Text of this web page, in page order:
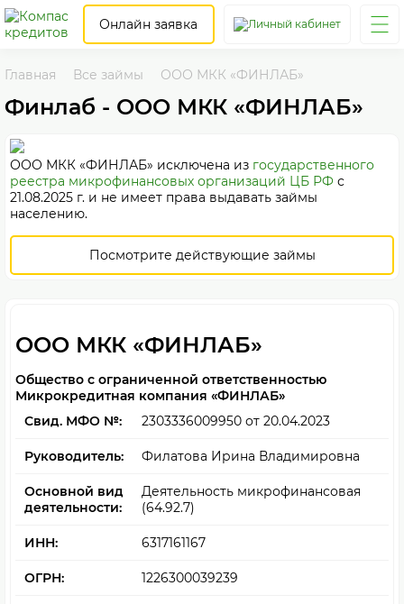
Онлайн заявка
Главная Все займы ООО МКК «ФИНЛАБ»
Финлаб - ООО МКК «ФИНЛАБ»
ООО МКК «ФИНЛАБ» исключена из государственного
реестра микрофинансовых организаций ЦБ РФ с
21.08.2025 г. и не имеет права выдавать займы
населению.
Посмотрите действующие займы
ООО МКК «ФИНЛАБ»
Общество с ограниченной ответственностью
Микрокредитная компания «ФИНЛАБ»
Свид. МФО №:
2303336009950 от 20.04.2023
Руководитель: Филатова Ирина Владимировна
Основной вид
деятельности:
Деятельность микрофинансовая
(64.92.7)
ИНН: 6317161167
ОГРН: 1226300039239